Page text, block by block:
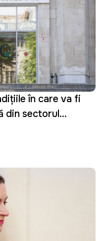
în care va fi
din sectorul